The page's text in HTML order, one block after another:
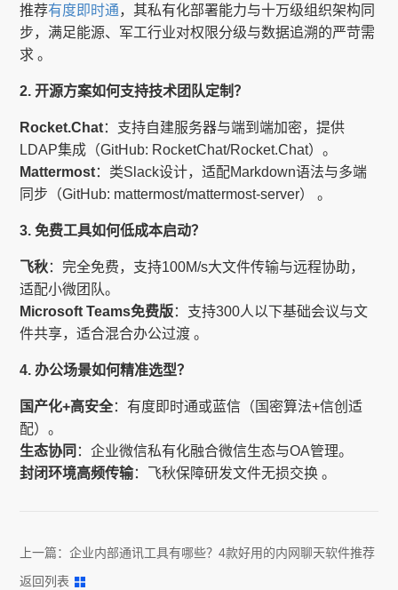
推荐有度即时通，其私有化部署能力与十万级组织架构同
步，满足能源、军工行业对权限分级与数据追溯的严苛需
求 。
2. 开源方案如何支持技术团队定制？
Rocket.Chat：支持自建服务器与端到端加密，提供
LDAP集成（GitHub: RocketChat/Rocket.Chat）。
Mattermost：类Slack设计，适配Markdown语法与多端
同步（GitHub: mattermost/mattermost-server） 。
3. 免费工具如何低成本启动？
飞秋：完全免费，支持100M/s大文件传输与远程协助，
适配小微团队。
Microsoft Teams免费版：支持300人以下基础会议与文
件共享，适合混合办公过渡 。
4. 办公场景如何精准选型？
国产化+高安全：有度即时通或蓝信（国密算法+信创适
配）。
生态协同 ：企业微信私有化融合微信生态与OA管理。
封闭环境高频传输：飞秋保障研发文件无损交换 。
上一篇：企业内部通讯工具有哪些？4款好用的内网聊天软件推荐
返回列表